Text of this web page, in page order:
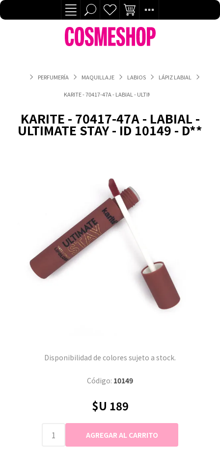
PERFUMERÍA MAQUILLAJE LABIOS LÁPIZ LABIAL
KARITE - 70417-47A - LABIAL - ULTIMATE STAY - ID 10149 - D**
KARITE - 70417-47A - LABIAL -
ULTIMATE STAY - ID 10149 - D**
Disponibilidad de colores sujeto a stock.
Código: 10149
$U 189